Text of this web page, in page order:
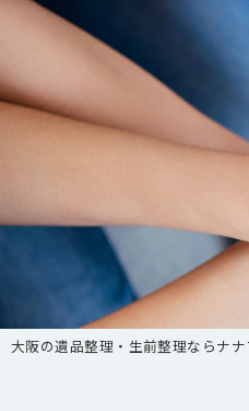
大阪の遺品整理・生前整理ならナナ